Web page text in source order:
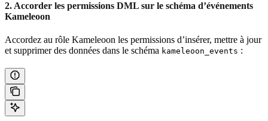
2. Accorder les permissions DML sur le schéma d’événements
Kameleoon
Accordez au rôle Kameleoon les permissions d’insérer, mettre à jour
et supprimer des données dans le schéma kameleoon_events :